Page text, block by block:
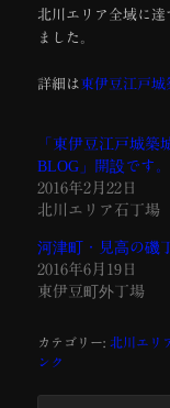
北川エリア全域に
ました。
詳細は東伊豆江戸城
「東伊豆江戸城築
BLOG」開設です。
2016年2月22日
北川エリア石丁場
河津町・見高の磯
2016年6月19日
東伊豆町外丁場
カテゴリー: 北川エリ
ンク